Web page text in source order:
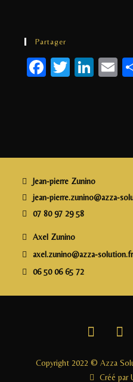
Partager
F
a
o
o
k
T
w
Li
n
n
E
Jean-pierre Zunino
jean-pierre.zunino@azza-
07 80 97 29 58
Axel Zunino
axel.zunino@azza-solution.fr
06 50 06 65 72
Copyright 2022 © Azza
Créé par